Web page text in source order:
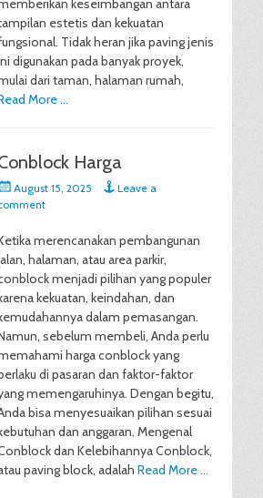
keseimbangan antara
estetis dan kekuatan
Tidak heran jika paving jenis
digunakan pada banyak proyek,
dari taman, halaman rumah,
More …
Harga
PostedAugust 15, 2025
Leave a
merencanakan pembangunan
halaman, atau area parkir,
menjadi pilihan yang populer
kekuatan, keindahan, dan
dalam pemasangan.
sebelum membeli, Anda perlu
harga conblock yang
di pasaran dan faktor-faktor
memengaruhinya. Dengan begitu,
bisa menyesuaikan pilihan sesuai
dan anggaran. Mengenal
dan Kelebihannya Conblock,
paving block, adalah Read More …